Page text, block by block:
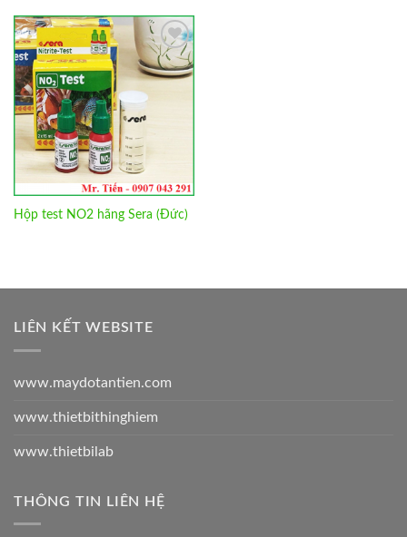
Add to
Wishlist
Hộp test NO2 hãng Sera (Đức)
LIÊN KẾT WEBSITE
www.maydotantien.com
www.thietbithinghiem
www.thietbilab
THÔNG TIN LIÊN HỆ